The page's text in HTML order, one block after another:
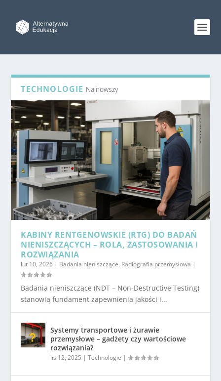
TECHNOLOGIE Najnowszy
KABINY RENTGENOWSKIE (RTG) DO BADAŃ
NIENISZCZĄCYCH – ROLA, ZASTOSOWANIA I
ROZWIĄZANIA
lut 10, 2026 | Badania nieniszczące, Radiografia przemysłowa |
Badania nieniszczące (NDT – Non-Destructive Testing)
stanowią fundament zapewnienia jakości i...
Systemy transportowe i żurawie
przemysłowe – gadżety czy wartościowe
rozwiązania?
lis 12, 2025 |Technologie |